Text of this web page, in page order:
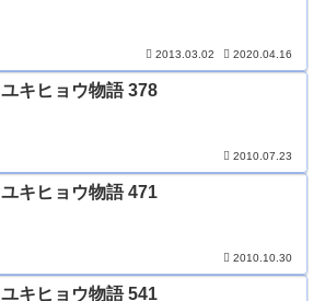
2013.03.02 2020.04.16
ユキヒョウ物語 378
2010.07.23
ユキヒョウ物語 471
2010.10.30
ユキヒョウ物語 541